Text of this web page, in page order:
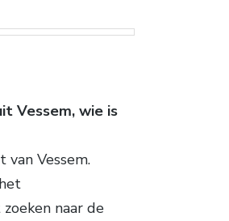
Vessem, wie is
Vessem.
naar de